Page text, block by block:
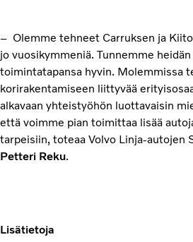
– Olemme tehneet Carruksen ja
jo vuosikymmeniä. Tunnemme
toimintatapansa hyvin. Molemmissa
korirakentamiseen liittyvää
alkavaan yhteistyöhön luottavaisin
että voimme pian toimittaa lisää
tarpeisiin, toteaa Volvo Linja-autojen
Petteri Reku.
Lisätietoja